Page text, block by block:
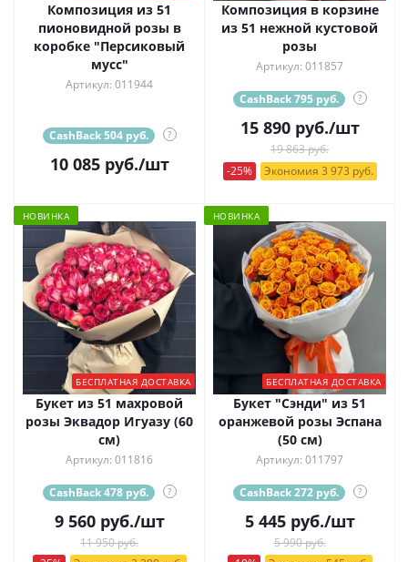
Композиция из 51
пионовидной розы в
коробке "Персиковый
мусс"
Артикул: 011944
CashBack 504 руб. ?
10 085руб./шт
Композиция в корзине
из 51 нежной кустовой
розы
Артикул: 011857
CashBack 795 руб. ?
15 890руб./шт
19 863 руб.
-25%
Экономия 3 973 руб.
НОВИНКА
БЕСПЛАТНАЯ ДОСТАВКА
Букет из 51 махровой
розы Эквадор Игуазу (60
см)
Артикул: 011816
CashBack 478 руб. ?
9 560руб./шт
11 950 руб.
НОВИНКА
БЕСПЛАТНАЯ ДОСТАВКА
Букет "Сэнди" из 51
оранжевой розы Эспана
(50 см)
Артикул: 011797
CashBack 272 руб. ?
5 445руб./шт
5 990 руб.